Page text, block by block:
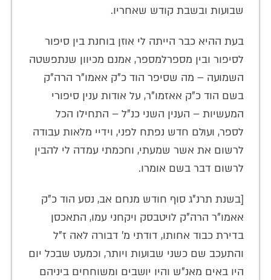
שבועות ובשבת קודש שאחריו.
בעת ההיא כבר הייתה לי אוזן בוחנת בין סיפור
לסיפור ובין מספרלמספר, אמנם מכיוון שנתפשטה
השמועה – מה שסיפר הוד כ"ק אאמו"ר הרה"ק
בשם הוד כ"ק אאזמו"ר, על אודות ענין סיפורי
המעשיות – הענין השני כנ"ל – התחילו הכל
לספר, ועולם חדש נפתח לפני, וידיי מלאות עבודה
לרשום את אשר שמעתי, וחכמתי עמדה לי להבין
לרשום דבר בשם אומרו.
[בשנת תרנ"ג סוף חודש מנחם אב, נסע הוד כ"ק
אאמו"ר הרה"ק לויטבסק ויקחני עמו, התאכסן
בדירת כבוד אחותו, דודתי מ' דבורה לאה ז"ל
והתעכב שם כשני שבועות ויותר, וכמעט שבכל יום
היו באים מאנ"ש והיו יושבים ומשוחחים ביניהם